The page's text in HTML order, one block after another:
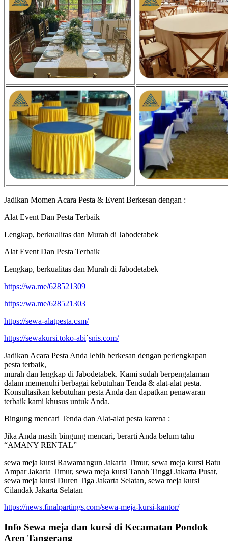
Jadikan Momen Acara Pesta & Event Berkesan dengan :
Alat Event Dan Pesta Terbaik
Lengkap, berkualitas dan Murah di Jabodetabek
Alat Event Dan Pesta Terbaik
Lengkap, berkualitas dan Murah di Jabodetabek
https://wa.me/628521309
https://wa.me/628521303
https://sewa-alatpesta.csm/
https://sewakursi.toko-abi`snis.com/
Jadikan Acara Pesta Anda lebih berkesan dengan perlengkapan
pesta terbaik,
murah dan lengkap di Jabodetabek. Kami sudah berpengalaman
dalam memenuhi berbagai kebutuhan Tenda & alat-alat pesta.
Konsultasikan kebutuhan pesta Anda dan dapatkan penawaran
terbaik kami khusus untuk Anda.
Bingung mencari Tenda dan Alat-alat pesta karena :
Jika Anda masih bingung mencari, berarti Anda belum tahu
“AMANY RENTAL”
sewa meja kursi Rawamangun Jakarta Timur, sewa meja kursi Batu
Ampar Jakarta Timur, sewa meja kursi Tanah Tinggi Jakarta Pusat,
sewa meja kursi Duren Tiga Jakarta Selatan, sewa meja kursi
Cilandak Jakarta Selatan
https://news.finalpartings.com/sewa-meja-kursi-kantor/
Info Sewa meja dan kursi di Kecamatan Pondok
Aren Tangerang